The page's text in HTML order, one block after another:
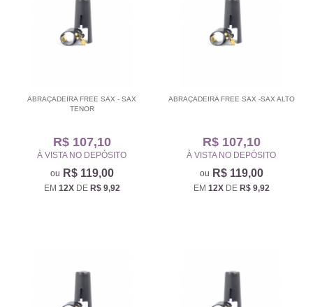
ABRAÇADEIRA FREE SAX - SAX
TENOR
R$ 107,10
À VISTA NO DEPÓSITO
R$ 119,00
EM 12XDE R$ 9,92
ABRAÇADEIRA FREE SAX -SAX ALTO
R$ 107,10
À VISTA NO DEPÓSITO
R$ 119,00
EM 12XDE R$ 9,92